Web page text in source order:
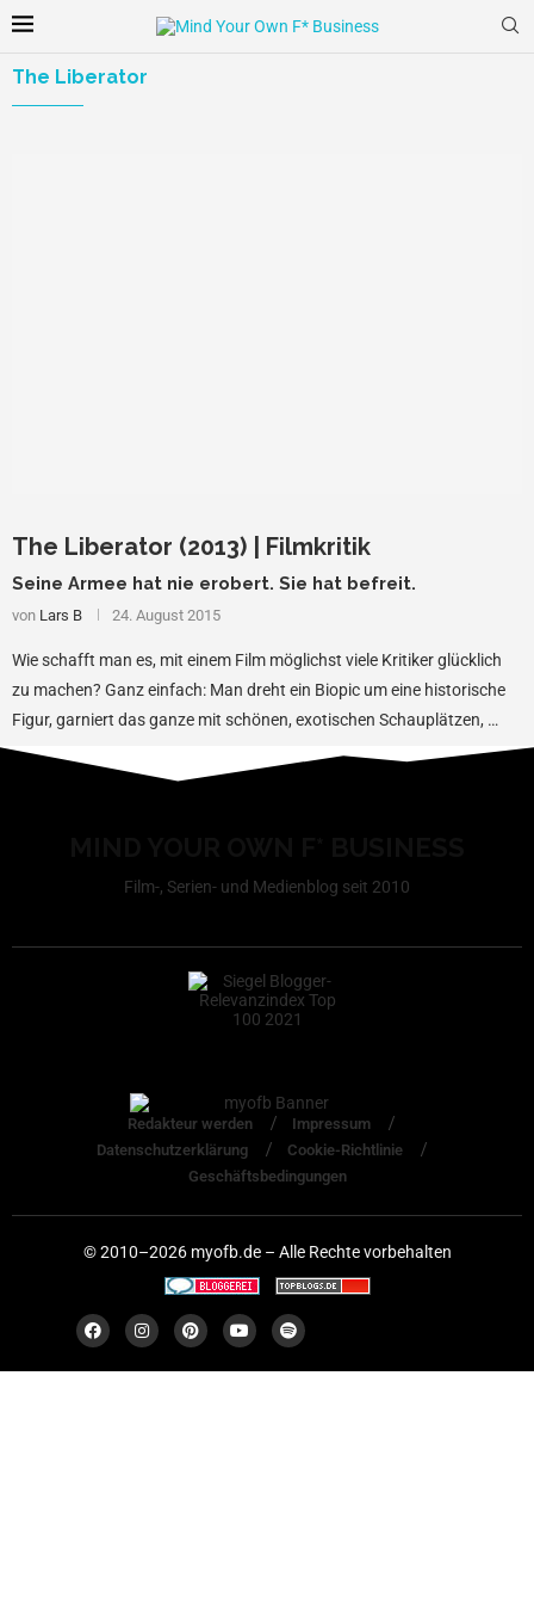
The Liberator
The Liberator (2013) | Filmkritik
Seine Armee hat nie erobert. Sie hat befreit.
von Lars B 24. August 2015
Wie schafft man es, mit einem Film möglichst viele Kritiker glücklich
zu machen? Ganz einfach: Man dreht ein Biopic um eine historische
Figur, garniert das ganze mit schönen, exotischen Schauplätzen, …
Film-, Serien- und Medienblog seit 2010
Redakteur werden
Impressum
Datenschutzerklärung
Cookie-Richtlinie
Geschäftsbedingungen
© 2010–2026 myofb.de – Alle Rechte vorbehalten